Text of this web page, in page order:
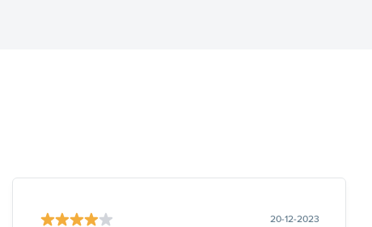
20-12-2023